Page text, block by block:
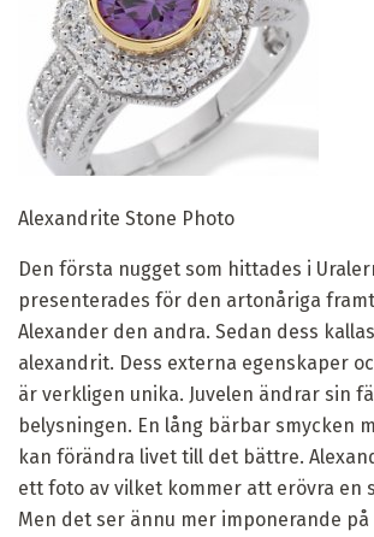
Alexandrite Stone Photo
Den första nugget som hittades i
presenterades för den artonåriga
Alexander den andra. Sedan dess
alexandrit. Dess externa egenskaper
är verkligen unika. Juvelen ändrar sin
belysningen. En lång bärbar smycken
kan förändra livet till det bättre.
ett foto av vilket kommer att erövra en
Men det ser ännu mer imponerande